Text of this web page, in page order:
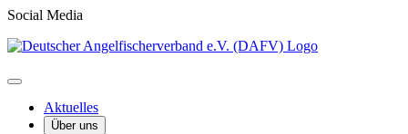
Social Media
Aktuelles
Über uns